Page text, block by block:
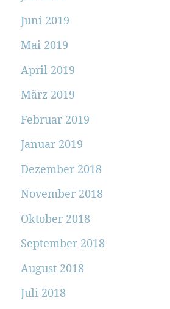
Juni 2019
Mai 2019
April 2019
März 2019
Februar 2019
Januar 2019
Dezember 2018
November 2018
Oktober 2018
September 2018
August 2018
Juli 2018